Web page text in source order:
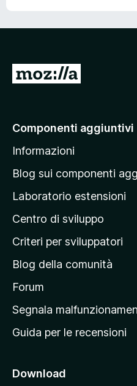
V
a
l
a
a
g
i
a
p
r
n
i
Componenti aggiuntivi
Informazioni
Blog sui componenti
Laboratorio estensioni
Centro di sviluppo
Criteri per sviluppatori
Blog della comunità
Forum
Segnala
Guida per le recensioni
Download